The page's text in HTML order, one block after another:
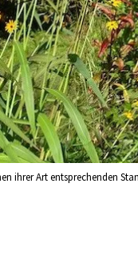
ihrer Art entsprechenden